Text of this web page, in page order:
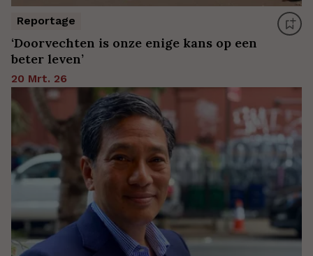
Reportage
‘Doorvechten is onze enige kans op een
beter leven’
20 Mrt. 26